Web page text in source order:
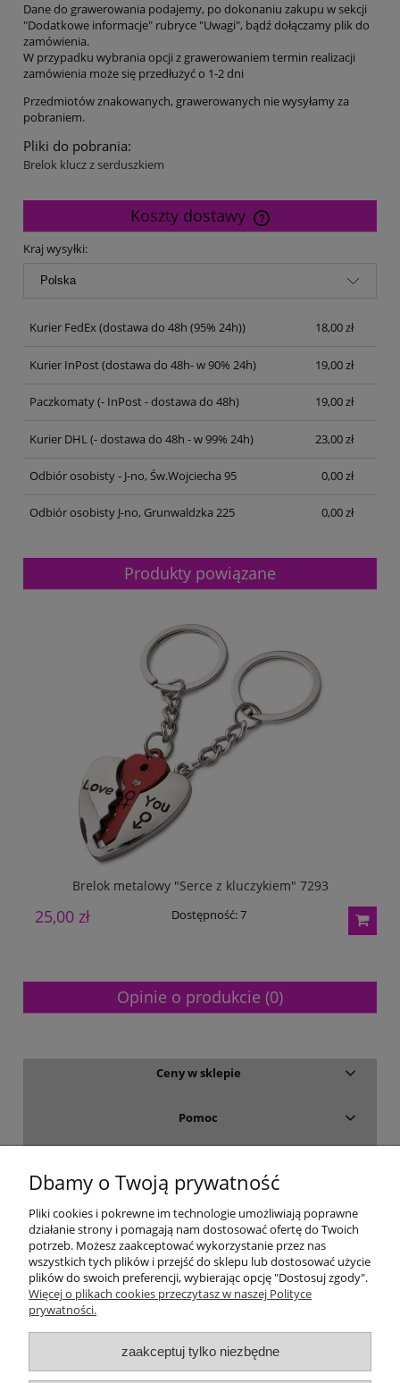
Dane do grawerowania podajemy, po dokonaniu zakupu w sekcji
"Dodatkowe informacje" rubryce "Uwagi", bądź dołączamy plik do
zamówienia.
W przypadku wybrania opcji z grawerowaniem termin realizacji
zamówienia może się przedłużyć o 1-2 dni
Przedmiotów znakowanych, grawerowanych nie wysyłamy za
pobraniem.
Pliki do pobrania:
Brelok klucz z serduszkiem
Koszty dostawy
Cena nie zawiera ewentualnych kosztów płatności
Kraj wysyłki:
Kurier FedEx(dostawa do 48h (95% 24h)) 18,00 zł
Kurier InPost(dostawa do 48h- w 90% 24h) 19,00 zł
Paczkomaty(- InPost - dostawa do 48h) 19,00 zł
Kurier DHL (- dostawa do 48h - w 99% 24h) 23,00 zł
Odbiór osobisty - J-no, Św.Wojciecha 95 0,00 zł
Odbiór osobisty J-no, Grunwaldzka 225 0,00 zł
Produkty powiązane
Brelok metalowy "Serce z kluczykiem" 7293
25,00 zł Dostępność:7
Opinie o produkcie (0)
Ceny w sklepie
Pomoc
Moje konto
Gwarancja i zwroty
O firmie
Dbamy o Twoją prywatność
Pliki cookies i pokrewne im technologie umożliwiają poprawne
działanie strony i pomagają nam dostosować ofertę do Twoich
potrzeb. Możesz zaakceptować wykorzystanie przez nas
wszystkich tych plików i przejść do sklepu lub dostosować użycie
plików do swoich preferencji, wybierając opcję "Dostosuj zgody".
Więcej o plikach cookies przeczytasz w naszej Polityce
prywatności.
zaakceptuj tylko niezbędne